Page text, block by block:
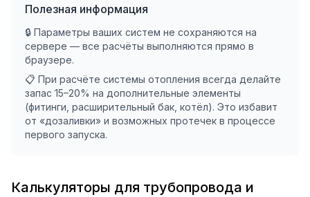
Полезная информация
🔒 Параметры ваших систем не сохраняются на
сервере — все расчёты выполняются прямо в
браузере.
📋 При расчёте системы отопления всегда делайте
запас 15–20% на дополнительные элементы
(фитинги, расширительный бак, котёл). Это избавит
от «дозаливки» и возможных протечек в процессе
первого запуска.
Калькуляторы для трубопровода и